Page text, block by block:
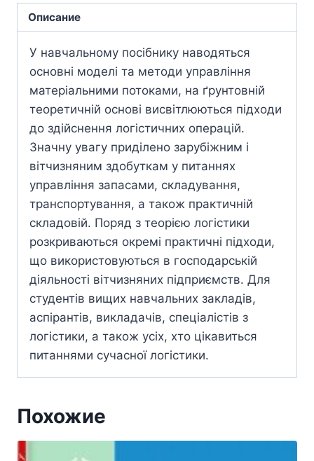
Описание
У навчальному посібнику наводяться
основні моделі та методи управління
матеріальними потоками, на ґрунтовній
теоретичній основі висвітлюються підходи
до здійснення логістичних операцій.
Значну увагу приділено зарубіжним і
вітчизняним здобуткам у питаннях
управління запасами, складування,
транспортування, а також практичній
складовій. Поряд з теорією логістики
розкриваються окремі практичні підходи,
що використовуються в господарській
діяльності вітчизняних підприємств. Для
студентів вищих навчальних закладів,
аспірантів, викладачів, спеціалістів з
логістики, а також усіх, хто цікавиться
питаннями сучасної логістики.
Похожие